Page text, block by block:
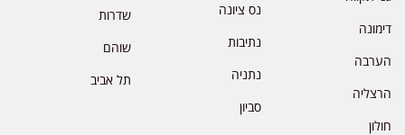
דימונה
הערבה
הרצליה
חולון
נס ציונה
נתיבות
נתניה
סביון
שדרות
שוהם
תל אביב